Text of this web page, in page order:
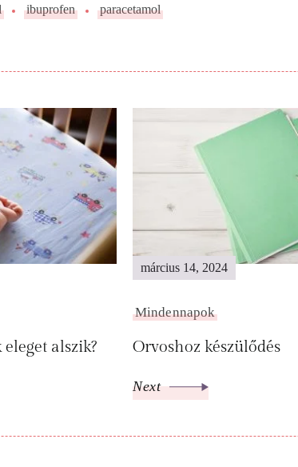
ibuprofen paracetamol
alszik?
március 14, 2024
Mindennapok
Orvoshoz készülődés
Next